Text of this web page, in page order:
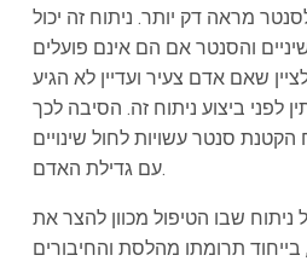
מראה דק יותר. ניתוח זה יכול
והסנטר אם הם אינם פועלים
שאם אדם צעיר ועדיין לא הגיע
לפני ביצוע ניתוח זה. הסיבה לכך
סנטר עשויות לחול שינויים
עם גדילת האדם.
שבו הטיפול מכוון להצר את
תרומתו מהלסת והחיבורים